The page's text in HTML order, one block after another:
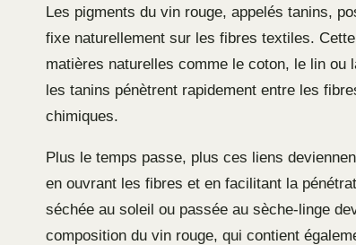
Les pigments du vin rouge, appelés tanins,
fixe naturellement sur les fibres textiles.
matières naturelles comme le coton, le lin
les tanins pénètrent rapidement entre les
chimiques.
Plus le temps passe, plus ces liens
en ouvrant les fibres et en facilitant la
séchée au soleil ou passée au sèche-linge
composition du vin rouge, qui contient